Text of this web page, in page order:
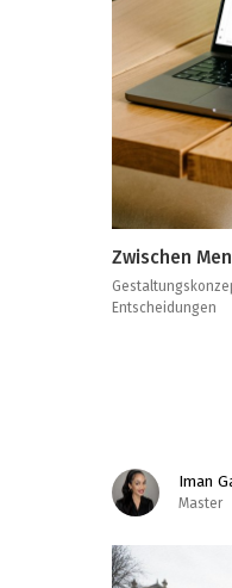
Zwischen
Entscheidungen
Iman
Master